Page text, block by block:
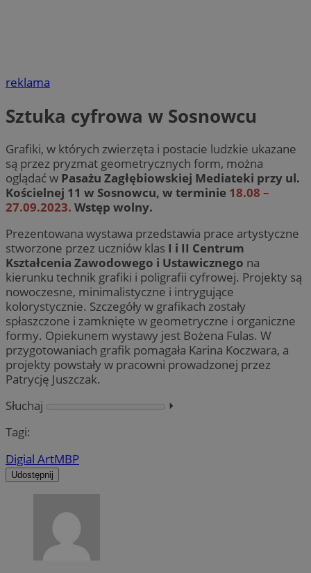
reklama
Sztuka cyfrowa w Sosnowcu
Grafiki, w których zwierzęta i postacie ludzkie ukazane
są przez pryzmat geometrycznych form, można
oglądać w Pasażu Zagłębiowskiej Mediateki przy ul.
Kościelnej 11 w Sosnowcu, w terminie 18.08 –
27.09.2023. Wstęp wolny.
Prezentowana wystawa przedstawia prace artystyczne
stworzone przez uczniów klas I i II Centrum
Kształcenia Zawodowego i Ustawicznego na
kierunku technik grafiki i poligrafii cyfrowej. Projekty są
nowoczesne, minimalistyczne i intrygujące
kolorystycznie. Szczegóły w grafikach zostały
spłaszczone i zamknięte w geometryczne i organiczne
formy. Opiekunem wystawy jest Bożena Fulas. W
przygotowaniach grafik pomagała Karina Koczwara, a
projekty powstały w pracowni prowadzonej przez
Patrycję Juszczak.
Słuchaj
⏵︎
Tagi:
Digial ArtMBP
Udostępnij